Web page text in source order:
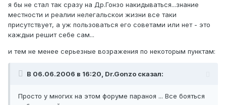
я бы не стал так сразу на Др.Гонзо накидываться...знание
местности и реалии нелегальскои жизни все таки
присутствует, а уж пользоваться его советами или нет - это
каждыи решит себе сам...
и тем не менее серьезные возражения по некоторым пунктам:
В 06.06.2006 в 16:20, Dr.Gonzo сказал:
Просто у многих на этом форуме параноя ... Все бояться